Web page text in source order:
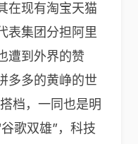
在现有淘宝天猫
表集团分担阿里
遭到外界的赞
多多的黄峥的世
档，一同也是明
歌双雄”，科技